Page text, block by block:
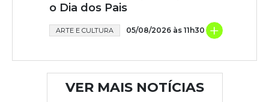
o Dia dos Pais
ARTE E CULTURA 05/08/2026 às 11h30 +
VER MAIS NOTÍCIAS